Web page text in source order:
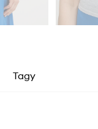
Tagy